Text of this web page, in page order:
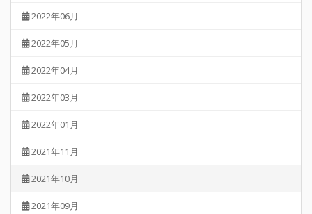
2022年06月
2022年05月
2022年04月
2022年03月
2022年01月
2021年11月
2021年10月
2021年09月